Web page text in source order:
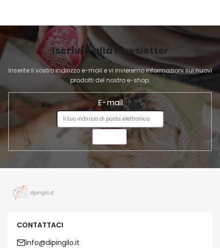
G
N
Iscriviti alla newsletter
Inserite il vostro indirizzo e-mail e vi invieremo informazioni sui nuovi
prodotti del nostro e-shop.
E-mail
CONTATTACI
info@dipingilo.it